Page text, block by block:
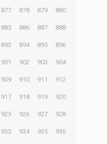
877 878 879 880
885 886 887 888
893 894 895 896
901 902 903 904
909 910 911 912
917 918 919 920
925 926 927 928
933 934 935 936